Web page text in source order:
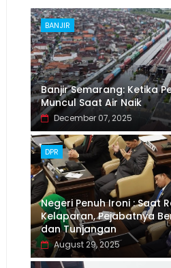
BANJIR
Banjir Semarang: Ketika
Muncul Saat Air Naik
December 07, 2025
DPR
Negeri Penuh Ironi : Saat
Kelaparan, Pejabatnya
dan Tunjangan
August 29, 2025